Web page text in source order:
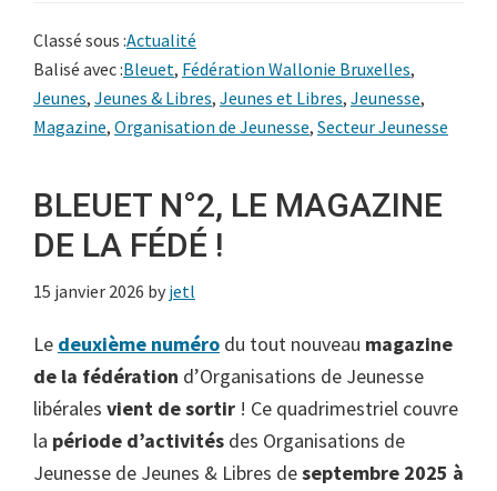
Classé sous :Actualité
Balisé avec :Bleuet, Fédération Wallonie Bruxelles,
Jeunes, Jeunes & Libres, Jeunes et Libres, Jeunesse,
Magazine, Organisation de Jeunesse, Secteur Jeunesse
BLEUET N°2, LE MAGAZINE
DE LA FÉDÉ !
15 janvier 2026 by jetl
Le deuxième numéro du tout nouveau magazine
de la fédération d’Organisations de Jeunesse
libérales vient de sortir ! Ce quadrimestriel couvre
la période d’activités des Organisations de
Jeunesse de Jeunes & Libres deseptembre 2025 à